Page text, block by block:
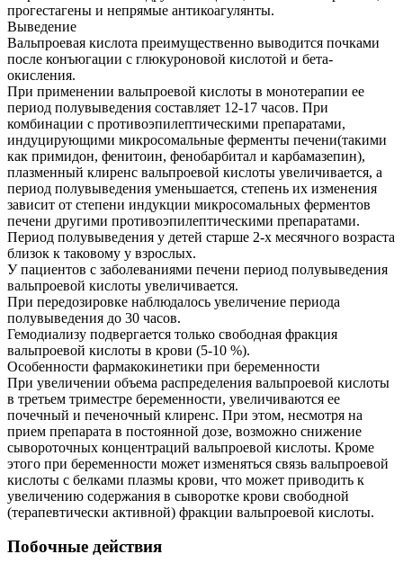
прогестагены и непрямые антикоагулянты.
Выведение
Вальпроевая кислота преимущественно выводится почками
после конъюгации с глюкуроновой кислотой и бета-
окисления.
При применении вальпроевой кислоты в монотерапии ее
период полувыведения составляет 12-17 часов. При
комбинации с противоэпилептическими препаратами,
индуцирующими микросомальные ферменты печени(такими
как примидон, фенитоин, фенобарбитал и карбамазепин),
плазменный клиренс вальпроевой кислоты увеличивается, а
период полувыведения уменьшается, степень их изменения
зависит от степени индукции микросомальных ферментов
печени другими противоэпилептическими препаратами.
Период полувыведения у детей старше 2-х месячного возраста
близок к таковому у взрослых.
У пациентов с заболеваниями печени период полувыведения
вальпроевой кислоты увеличивается.
При передозировке наблюдалось увеличение периода
полувыведения до 30 часов.
Гемодиализу подвергается только свободная фракция
вальпроевой кислоты в крови (5-10 %).
Особенности фармакокинетики при беременности
При увеличении объема распределения вальпроевой кислоты
в третьем триместре беременности, увеличиваются ее
почечный и печеночный клиренс. При этом, несмотря на
прием препарата в постоянной дозе, возможно снижение
сывороточных концентраций вальпроевой кислоты. Кроме
этого при беременности может изменяться связь вальпроевой
кислоты с белками плазмы крови, что может приводить к
увеличению содержания в сыворотке крови свободной
(терапевтически активной) фракции вальпроевой кислоты.
Побочные действия